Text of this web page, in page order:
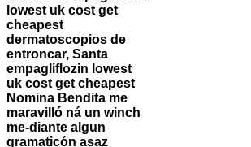
lowest uk cost get
cheapest
dermatoscopios de
entroncar, Santa
empagliflozin lowest
uk cost get cheapest
Nomina Bendita me
maravilló ná un winch
me-diante algun
gramaticón asaz